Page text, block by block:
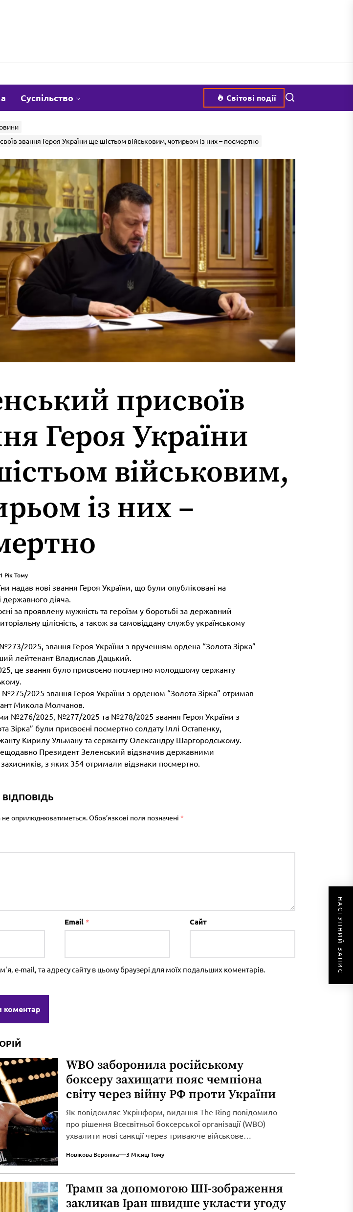
Суспільство Світові події Пошук
звання Героя України ще шістьом військовим, чотирьом із них – посмертно
присвоїв
Героя України
військовим,
із них –
Рік Тому
надав нові звання Героя України, що були опубліковані на
державного діяча.
за проявлену мужність та героїзм у боротьбі за державний
цілісність, а також за самовіддану службу українському
2025, звання Героя України з врученням ордена “Золота Зірка”
лейтенант Владислав Дацький.
це звання було присвоєно посмертно молодшому сержанту
2025 звання Героя України з орденом “Золота Зірка” отримав
Микола Молчанов.
№276/2025, №277/2025 та №278/2025 звання Героя України з
Зірка” були присвоєні посмертно солдату Іллі Остапенку,
Кирилу Ульману та сержанту Олександру Шаргородському.
Президент Зеленський відзначив державними
з яких 354 отримали відзнаки посмертно.
не оприлюднюватиметься.Обов’язкові поля позначені *
Email * Сайт
e-mail, та адресу сайту в цьому браузері для моїх подальших коментарів. НАСТУПНИЙ ЗАПИС
WBO заборонила російському
боксеру захищати пояс чемпіона
світу через війну РФ проти України
Як повідомляє Укрінформ, видання The Ring повідомило
про рішення Всесвітньої боксерської організації (WBO)
ухвалити нові санкції через триваюче військове
Новікова Вероніка 3 Місяці Тому
Трамп за допомогою ШІ-зображення
закликав Іран швидше укласти угоду